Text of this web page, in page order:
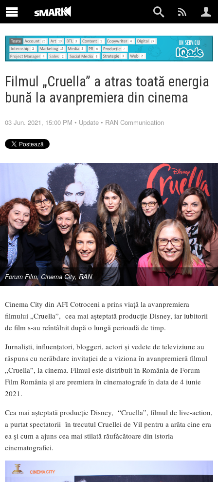
Filmul „Cruella” a atras toată energia
bună la avanpremiera din cinema
03 Jun. 2021, 15:00 PM • Update • RAN Communication
Forum Film, Cinema City, RAN
Cinema City din AFI Cotroceni a prins viață la avanpremiera
filmului „Cruella”, cea mai așteptată producție Disney, iar iubitorii
de film s-au reîntâlnit după o lungă perioadă de timp.
Jurnaliști, influențatori, bloggeri, actori și vedete de televiziune au
răspuns cu nerăbdare invitației de a viziona în avanpremieră filmul
„Cruella”, la cinema. Filmul este distribuit în România de Forum
Film România și are premiera în cinematografe în data de 4 iunie
2021.
Cea mai așteptată producție Disney, “Cruella”, filmul de live-action,
a purtat spectatorii în trecutul Cruellei de Vil pentru a arăta cine era
ea și cum a ajuns cea mai stilată răufăcătoare din istoria
cinematografiei.